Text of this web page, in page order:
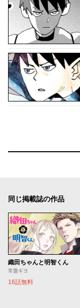
同じ掲載誌の作品
織田ちゃんと明智くん
常盤ギヨ
16話無料